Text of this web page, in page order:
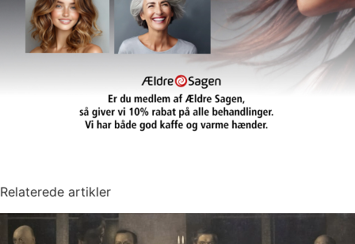
Relaterede artikler